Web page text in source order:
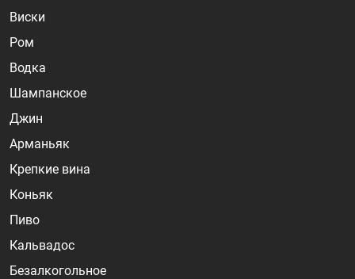
Виски
Ром
Водка
Шампанское
Джин
Арманьяк
Крепкие вина
Коньяк
Пиво
Кальвадос
Безалкогольное